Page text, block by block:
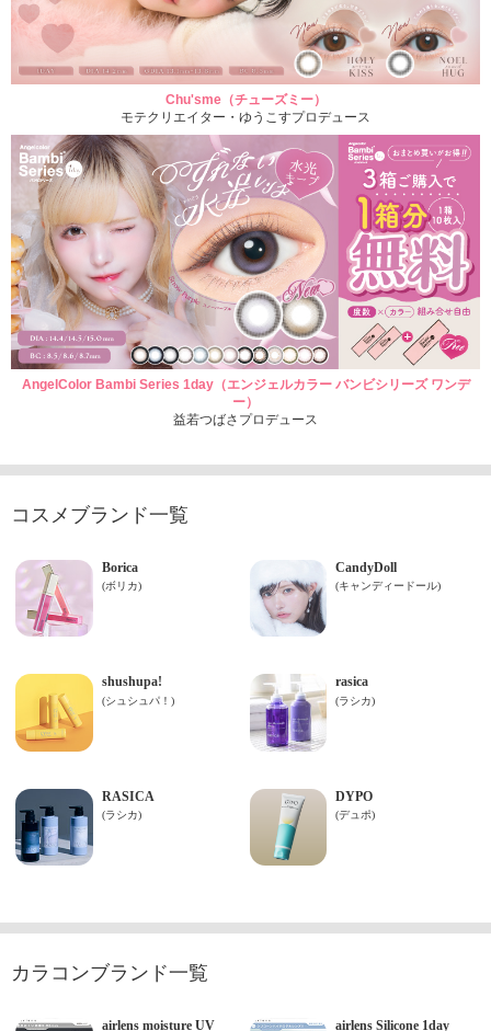
Chu'sme（チューズミー）
モテクリエイター・ゆうこすプロデュース
AngelColor Bambi Series 1day（エンジェルカラー バンビシリーズ ワンデ
ー）
益若つばさプロデュース
コスメブランド一覧
カラコンブランド一覧